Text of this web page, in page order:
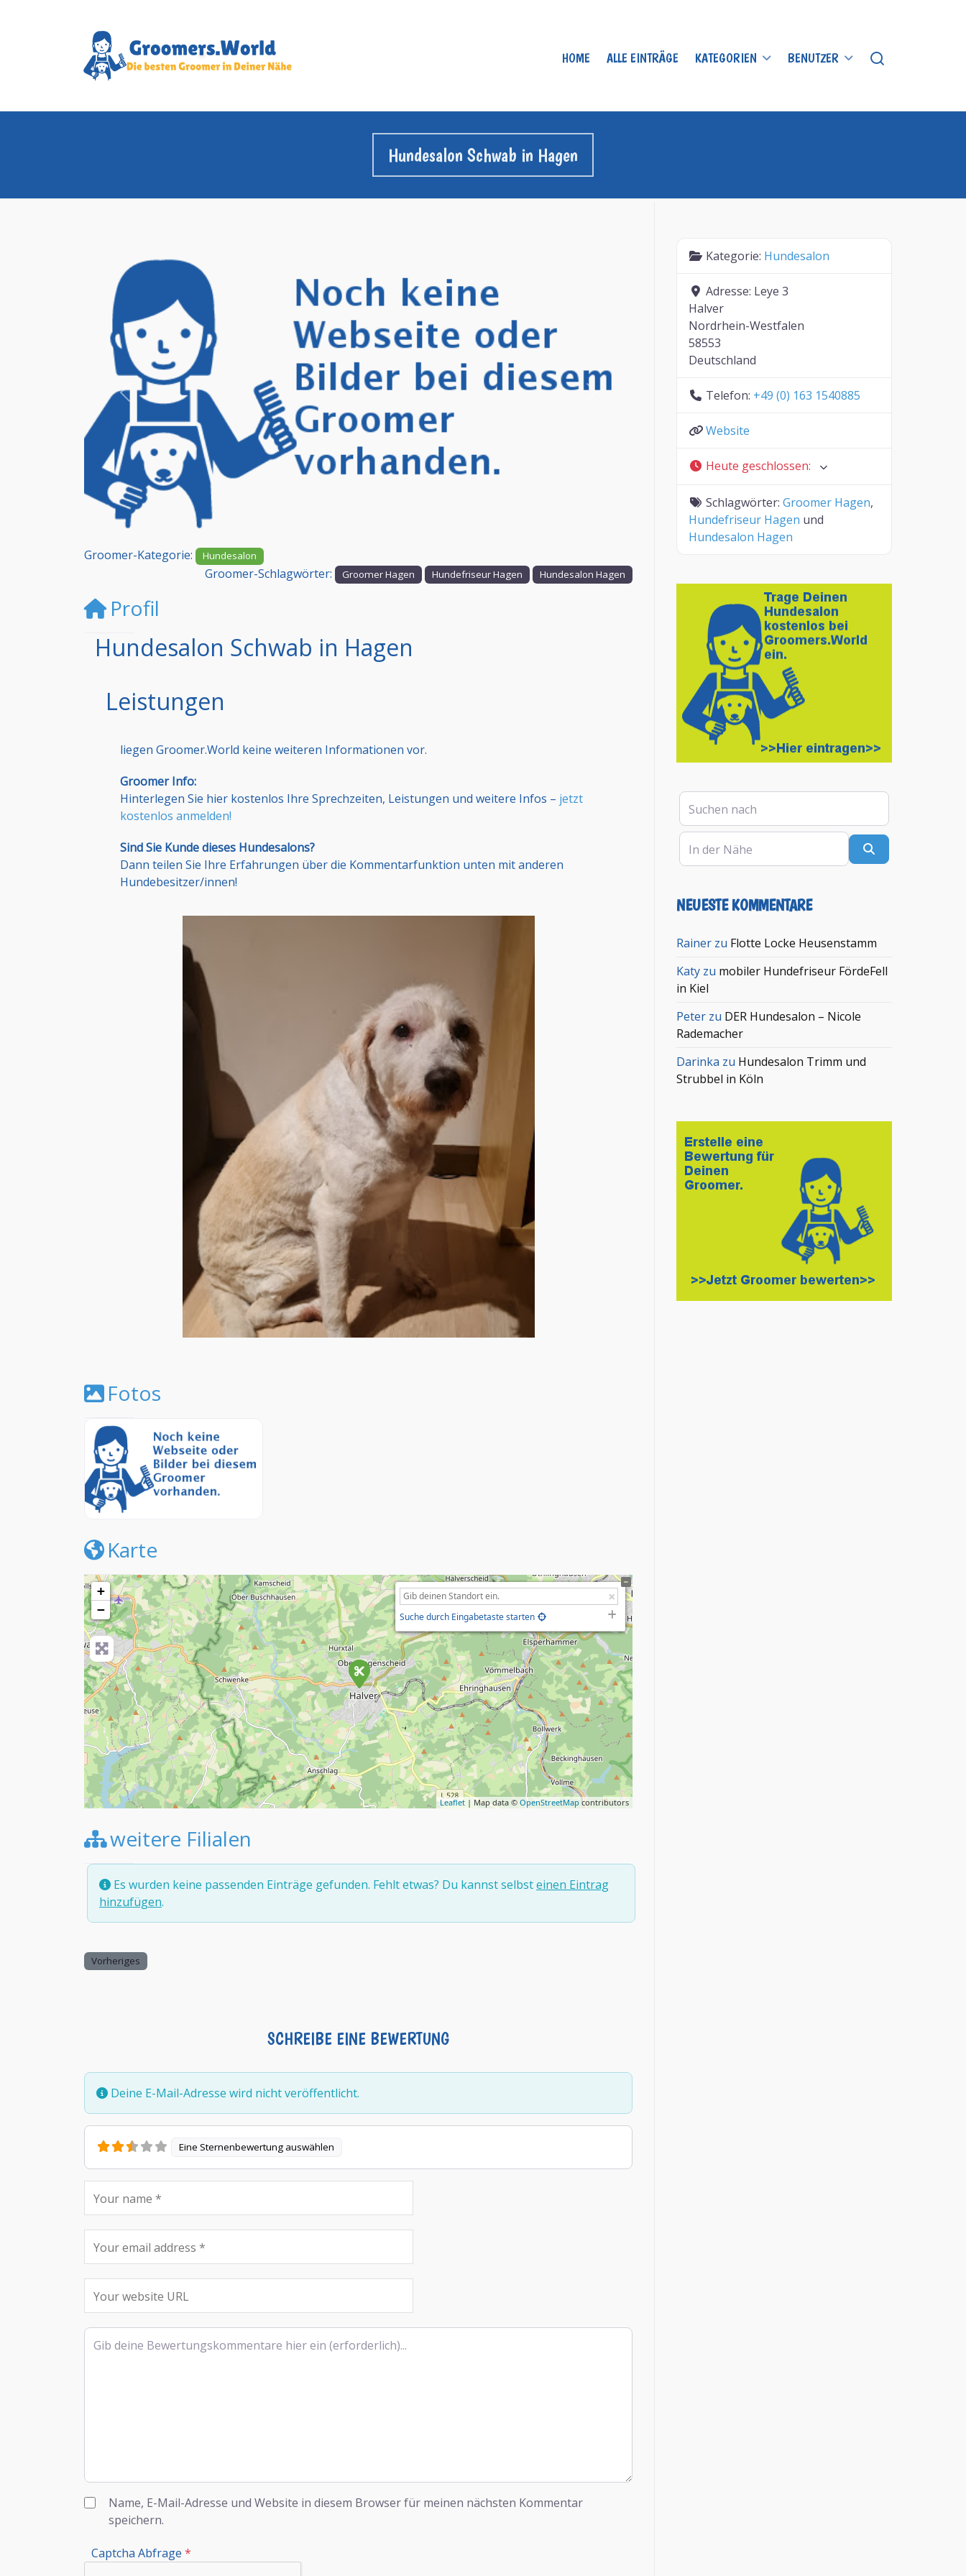
HOME ALLE EINTRÄGE KATEGORIEN BENUTZER
Hundesalon Schwab in Hagen
Vorheriges
Groomer-Kategorie: Hundesalon
Groomer-Schlagwörter: Groomer Hagen Hundefriseur Hagen Hundesalon Hagen
Profil
Hundesalon Schwab in Hagen
Leistungen
liegen Groomer.World keine weiteren Informationen vor.
Groomer Info:
Hinterlegen Sie hier kostenlos Ihre Sprechzeiten, Leistungen und weitere Infos – jetzt
kostenlos anmelden!
Sind Sie Kunde dieses Hundesalons?
Dann teilen Sie Ihre Erfahrungen über die Kommentarfunktion unten mit anderen
Hundebesitzer/innen!
Fotos
Karte
+
−
Suche durch Eingabetaste starten
Leaflet | Map data ©OpenStreetMap contributors
weitere Filialen
Es wurden keine passenden Einträge gefunden. Fehlt etwas? Du kannst selbsteinen Eintrag
hinzufügen.
Vorheriges
SCHREIBE EINE BEWERTUNG
Deine E-Mail-Adresse wird nicht veröffentlicht.
Eine Sternenbewertung auswählen
Rezensionstext
Name, E-Mail-Adresse und Website in diesem Browser für meinen nächsten Kommentar
speichern.
Captcha Abfrage *
Kategorie: Hundesalon
Adresse: Leye 3
Halver
Nordrhein-Westfalen
58553
Deutschland
Telefon: +49 (0) 163 1540885
Website
Heute geschlossen:
Schlagwörter:Groomer Hagen,
Hundefriseur Hagen und
Hundesalon Hagen
Suchen nach
In der Nähe
NEUESTE KOMMENTARE
Rainer zu Flotte Locke Heusenstamm
Katy zu mobiler Hundefriseur FördeFell
in Kiel
Peter zu DER Hundesalon – Nicole
Rademacher
Darinka zu Hundesalon Trimm und
Strubbel in Köln